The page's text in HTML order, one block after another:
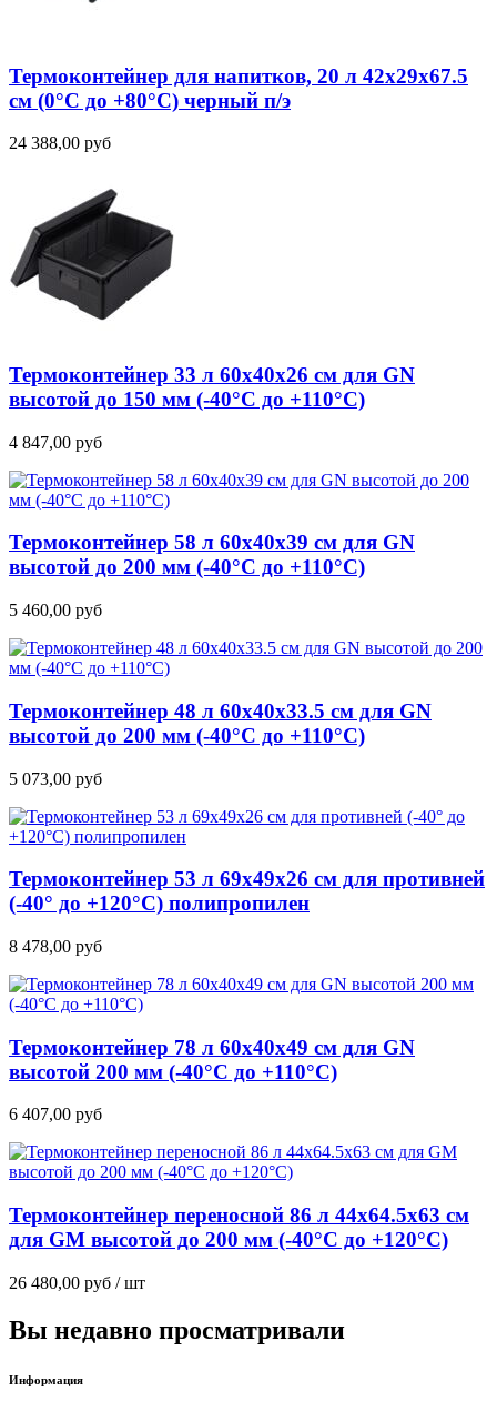
Термоконтейнер для напитков, 20 л 42х29х67.5
см (0°C до +80°C) черный п/э
24 388,00 руб
Термоконтейнер 33 л 60х40х26 см для GN
высотой до 150 мм (-40°C до +110°C)
4 847,00 руб
Термоконтейнер 58 л 60х40х39 см для GN
высотой до 200 мм (-40°C до +110°C)
5 460,00 руб
Термоконтейнер 48 л 60х40х33.5 см для GN
высотой до 200 мм (-40°C до +110°C)
5 073,00 руб
Термоконтейнер 53 л 69х49х26 см для противней
(-40° до +120°С) полипропилен
8 478,00 руб
Термоконтейнер 78 л 60х40х49 см для GN
высотой 200 мм (-40°C до +110°C)
6 407,00 руб
Термоконтейнер переносной 86 л 44х64.5х63 см
для GM высотой до 200 мм (-40°C до +120°C)
26 480,00 руб / шт
Вы недавно просматривали
Информация